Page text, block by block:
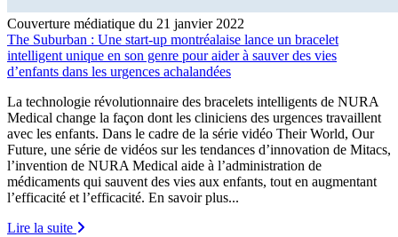
Couverture médiatique du 21 janvier 2022
The Suburban : Une start-up montréalaise lance un bracelet
intelligent unique en son genre pour aider à sauver des vies
d’enfants dans les urgences achalandées
La technologie révolutionnaire des bracelets intelligents de NURA
Medical change la façon dont les cliniciens des urgences travaillent
avec les enfants. Dans le cadre de la série vidéo Their World, Our
Future, une série de vidéos sur les tendances d’innovation de Mitacs,
l’invention de NURA Medical aide à l’administration de
médicaments qui sauvent des vies aux enfants, tout en augmentant
l’efficacité et l’efficacité. En savoir plus...
Lire la suite